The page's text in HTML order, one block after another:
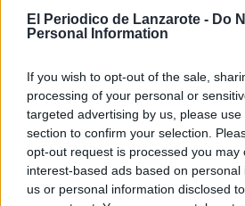
El Periodico de Lanzarote - Do
Personal Information
If you wish to opt-out of the sale,
processing of your personal or
targeted advertising by us, please
section to confirm your selection.
opt-out request is processed you may
interest-based ads based on
us or personal information disclosed
rutina de diferentes ejercicios
derivados del yoga, de la gimnasia
con movimientos suaves permite
mejorar la flexibilidad de los
A las 17:00 horas será el turno para
una sesión de zumba, disciplina
deportiva en la que se realizan
ejercicios aeróbicos al ritmo de
latina (merengue, samba, reguetón,
cumbia y salsa) con la finalidad de